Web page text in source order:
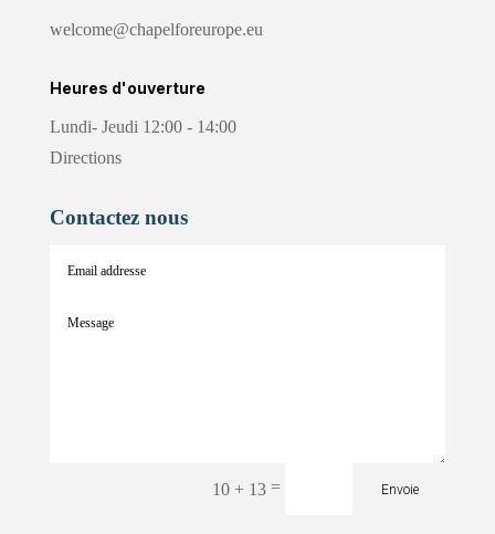
welcome@chapelforeurope.eu
Heures d'ouverture
Lundi- Jeudi 12:00 - 14:00
Directions
Contactez nous
10 + 13= Envoie